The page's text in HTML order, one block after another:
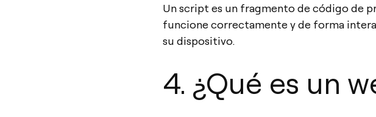
Un script es un fragmento de código de
funcione correctamente y de forma
su dispositivo.
4. ¿Qué es un